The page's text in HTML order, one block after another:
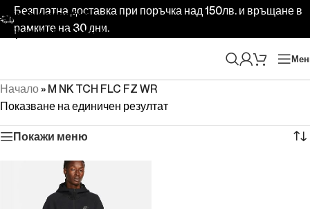
Skip to navigation
Skip to main content
Безплатна доставка при поръчка над 150лв. и връщане в
рамките на 30 дни.
Начало » M NK TCH FLC FZ WR
Показване на единичен резултат
Покажи меню